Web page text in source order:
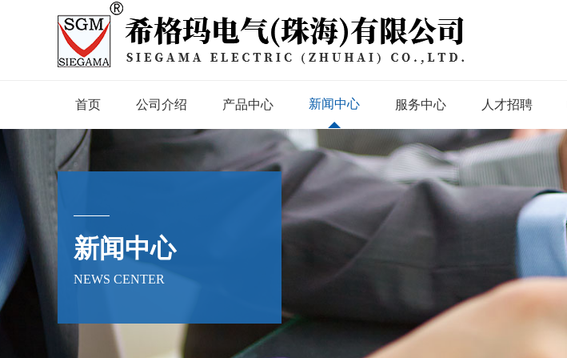
首页 公司介绍 产品中心 新闻中心 服务中心 人才招聘
新闻中心
NEWS CENTER